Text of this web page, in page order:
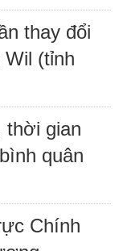
thay đổi
(tỉnh
thời gian
quân
Chính